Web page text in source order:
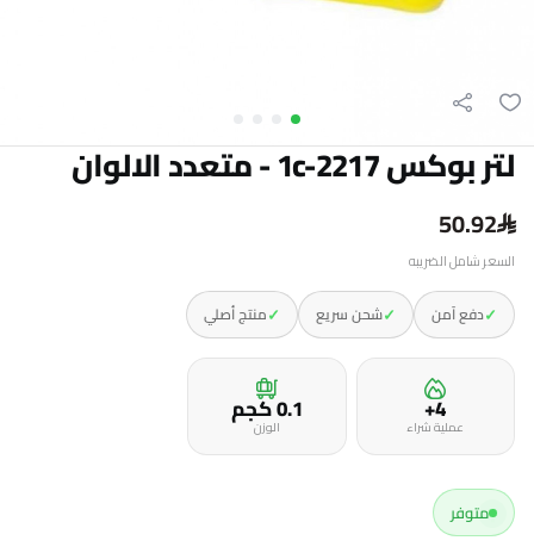
لتر بوكس 1c-2217 - متعدد الالوان
50.92
السعر شامل الضريبه
✓دفع آمن ✓شحن سريع ✓منتج أصلي
4+
عملية شراء 0.1 كجمالوزن
متوفر